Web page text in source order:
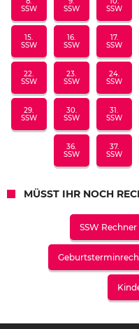
SSW
SSW
SSW
15.
SSW
16.
SSW
17.
SSW
22.
SSW
23.
SSW
24.
SSW
29.
SSW
30.
SSW
31.
SSW
36.
SSW
37.
SSW
MÜSST IHR NOCH
SSW Rechner